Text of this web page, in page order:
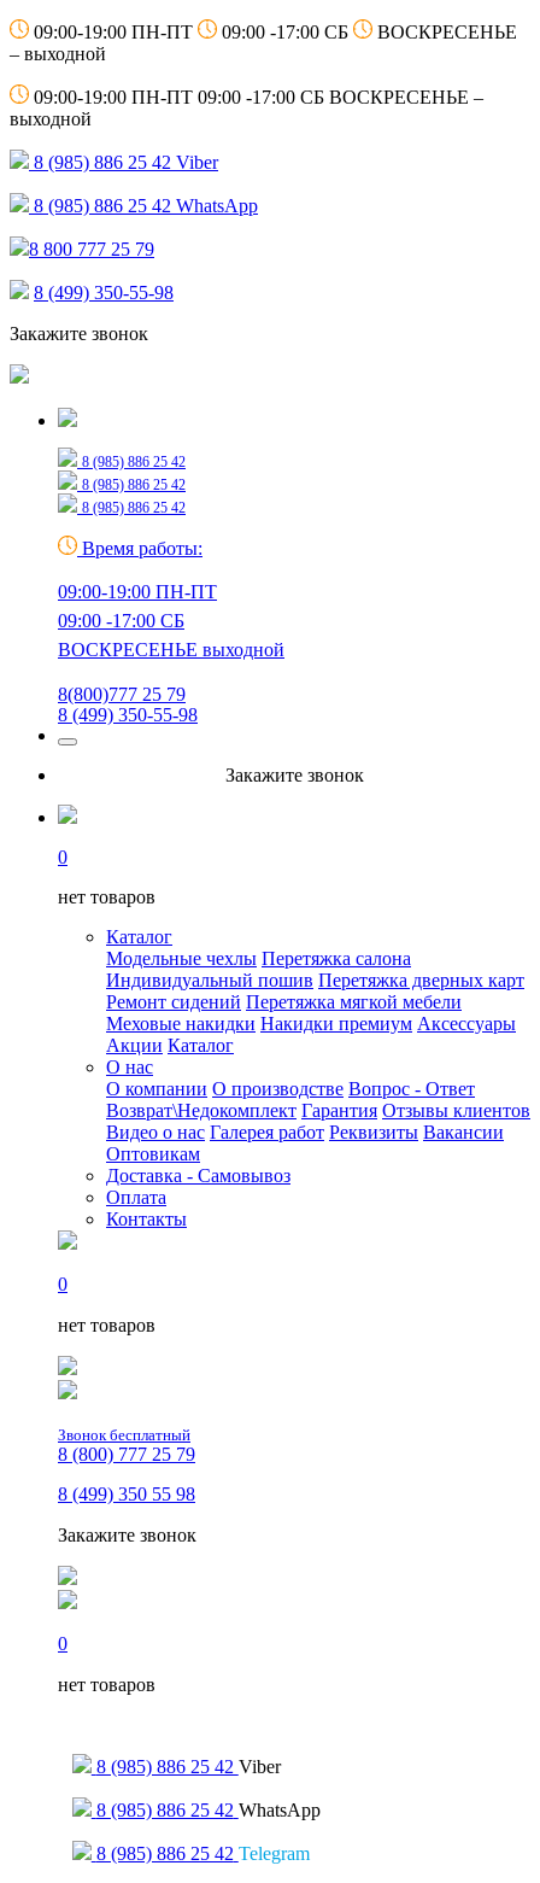
09:00-19:00 ПН-ПТ 09:00 -17:00 СБ
ВОСКРЕСЕНЬЕ
– выходной
09:00-19:00 ПН-ПТ 09:00 -17:00 СБ ВОСКРЕСЕНЬЕ –
выходной
8 (985) 886 25 42 Viber
8 (985) 886 25 42 WhatsApp
8 800 777 25 79
8 (499) 350-55-98
Закажите звонок
8 (985) 886 25 42
8 (985) 886 25 42
8 (985) 886 25 42
Время работы:
09:00-19:00 ПН-ПТ
09:00 -17:00 СБ
ВОСКРЕСЕНЬЕ выходной
8(800)777 25 79
8 (499) 350-55-98
Закажите звонок
0
нет товаров
Каталог
Модельные чехлы Перетяжка салона
Индивидуальный пошив Перетяжка дверных карт
Ремонт сидений Перетяжка мягкой мебели
Меховые накидки Накидки премиум Аксессуары
Акции Каталог
О нас
О компании О производстве Вопрос - Ответ
Возврат\Недокомплект Гарантия Отзывы клиентов
Видео о нас Галерея работ Реквизиты Вакансии
Оптовикам
Доставка - Самовывоз
Оплата
Контакты
0
нет товаров
Звонок бесплатный
8 (800) 777 25 79
8 (499) 350 55 98
Закажите звонок
0
нет товаров
8 (985) 886 25 42 Viber
8 (985) 886 25 42 WhatsApp
8 (985) 886 25 42 Telegram